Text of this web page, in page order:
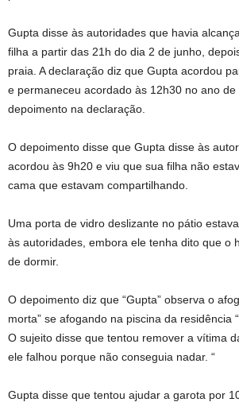
Gupta disse às autoridades que havia
filha a partir das 21h do dia 2 de junho,
praia. A declaração diz que Gupta acordou
e permaneceu acordado às 12h30 no ano
depoimento na declaração.
O depoimento disse que Gupta disse às
acordou às 9h20 e viu que sua filha não
cama que estavam compartilhando.
Uma porta de vidro deslizante no pátio
às autoridades, embora ele tenha dito que o
de dormir.
O depoimento diz que “Gupta” observa o
morta” se afogando na piscina da residência
O sujeito disse que tentou remover a vítima
ele falhou porque não conseguia nadar. “
Gupta disse que tentou ajudar a garota por